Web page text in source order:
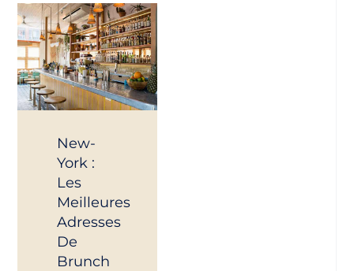
New-
York :
Les
Meilleures
Adresses
De
Brunch